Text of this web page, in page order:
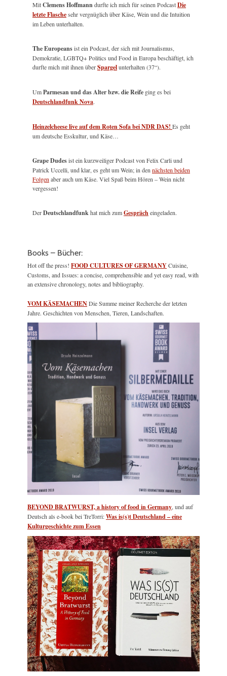
MitClemens Hoffmanndurfte ich mich für seinen PodcastDie
letzte Flaschesehr vergnüglich über Käse, Wein und die Intuition
im Leben unterhalten.
The Europeansist ein Podcast, der sich mit Journalismus,
Demokratie, LGBTQ+ Politics und Food in Europa beschäftigt, ich
durfte mich mit ihnen überSpargelunterhalten (37“).
UmParmesan und das Alter bzw. die Reife ging es bei
Deutschlandfunk Nova.
Heinzelcheese live auf dem Roten Sofa bei NDR DAS! Es geht
um deutsche Esskultur, und Käse…
Grape Dudesist ein kurzweiliger Podcast von Felix Carli und
Patrick Uccelli, und klar, es geht um Wein; in den nächsten beiden
Folgen aber auch um Käse. Viel Spaß beim Hören – Wein nicht
vergessen!
DerDeutschlandfunkhat mich zumGesprächeingeladen.
Books – Bücher:
Hot off the press! FOOD CULTURES OF GERMANYCuisine,
Customs, and Issues: a concise, comprehensible and yet easy read, with
an extensive chronology, notes and bibliography.
VOM KÄSEMACHENDie Summe meiner Recherche der letzten
Jahre. Geschichten von Menschen, Tieren, Landschaften.
BEYOND BRATWURST, a history of food in Germany , und auf
Deutsch als e-book bei TreTorri:Was is(s)t Deutschland – eine
Kulturgeschichte zum Essen